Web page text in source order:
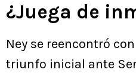
¿Juega de
Ney se reencontró
triunfo inicial ante